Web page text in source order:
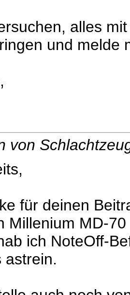
alles
und melde
von
für deinen
Millenium MD-
ich NoteOff-
astrein.